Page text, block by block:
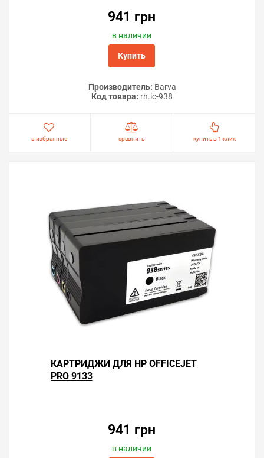
941 грн
в наличии
Купить
Производитель: Barva
Код товара: rh.ic-938
в избранные сравнить купить в 1 клик
КАРТРИДЖИ ДЛЯ HP OFFICEJET
PRO 9133
941 грн
в наличии